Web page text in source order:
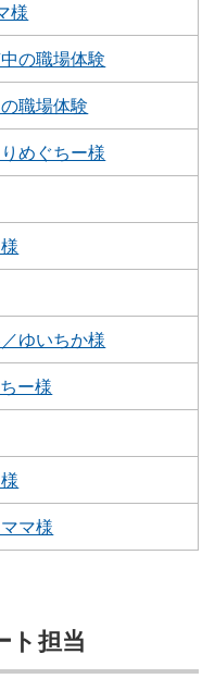
様
の職場体験
職場体験
めぐちー様
ゆいちか様
ー様
マ様
ト担当